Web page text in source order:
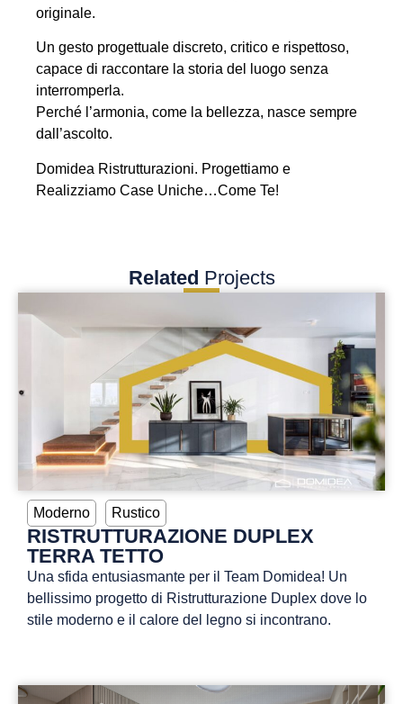
originale.
Un gesto progettuale discreto, critico e rispettoso,
capace di raccontare la storia del luogo senza
interromperla.
Perché l’armonia, come la bellezza, nasce sempre
dall’ascolto.
Domidea Ristrutturazioni. Progettiamo e
Realizziamo Case Uniche…Come Te!
Related Projects
Moderno Rustico
RISTRUTTURAZIONE DUPLEX
TERRA TETTO
Una sfida entusiasmante per il Team Domidea! Un
bellissimo progetto di Ristrutturazione Duplex dove lo
stile moderno e il calore del legno si incontrano.